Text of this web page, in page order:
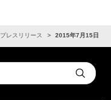
プレスリリース 2015年7月15日
Submit